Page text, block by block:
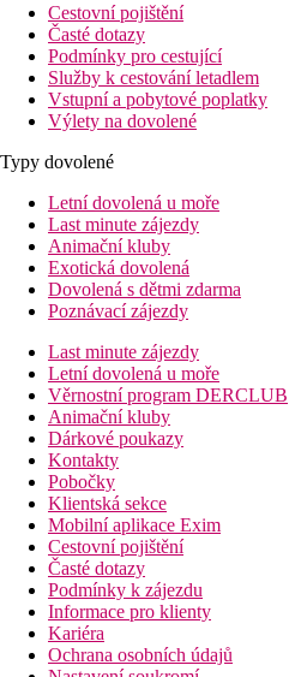
Cestovní pojištění
Časté dotazy
Podmínky pro cestující
Služby k cestování letadlem
Vstupní a pobytové poplatky
Výlety na dovolené
Typy dovolené
Letní dovolená u moře
Last minute zájezdy
Animační kluby
Exotická dovolená
Dovolená s dětmi zdarma
Poznávací zájezdy
Last minute zájezdy
Letní dovolená u moře
Věrnostní program DERCLUB
Animační kluby
Dárkové poukazy
Kontakty
Pobočky
Klientská sekce
Mobilní aplikace Exim
Cestovní pojištění
Časté dotazy
Podmínky k zájezdu
Informace pro klienty
Kariéra
Ochrana osobních údajů